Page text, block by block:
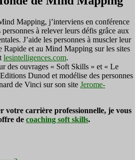
Mapping, j’interviens en conférence
à relever leurs défis grâce aux
J’aide les personnes à muscler leur
Rapide et au Mind Mapping sur les sites
lesintelligences.com.
des ouvrages « Soft Skills » et « Le
Dunod et modélise des personnes
de Vinci sur son site Jerome-
votre carrière professionnelle, je vous
de coaching soft skills.